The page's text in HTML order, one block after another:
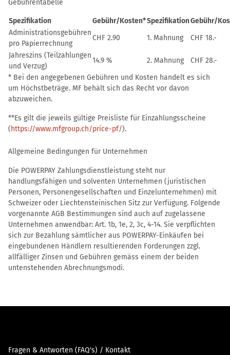
Gebührentabelle
Spezifikation Gebühr/Kosten*SpezifikationGebühr/
Administrationsgebühren
pro Papierrechnung
CHF 2.90 1. Mahnung
CHF 18.-
Jahreszins (Teilzahlungen
und Verzug)
14.9 % 2. Mahnung
CHF 28.-
* Bei den angegebenen Gebühren und Kosten handelt es sich
um Höchstbeträge. MF behält sich das Recht vor davon
abzuweichen.
**Es gilt die jeweils gültige Preisliste für Einzahlungsscheine
(https://www.mfgroup.ch/price-pf/).
Allgemeine Bedingungen für Unternehmen
Die POWERPAY Zahlungsdienstleistung steht nur
handlungsfähigen und solventen Unternehmen (juristischen
Personen, Personengesellschaften und Einzelunternehmen) mit
Schweizer oder Liechtensteinischen Sitz zur Verfügung. Folgende
vorgenannte AGB Bestimmungen sind auch auf zugelassene
Unternehmen anwendbar: Art. 1b, 1e, 2, 3c, 4-14. Sie verpflichten
sich zur Bezahlung sämtlicher aus POWERPAY-Einkäufen bei
eingebundenen Händlern resultierenden Forderungen zzgl.
allfälliger Zinsen und Gebühren gemäss einem der beiden
untenstehenden Abrechnungsmodi.
Fragen & Antworten (FAQ's) / Kontakt